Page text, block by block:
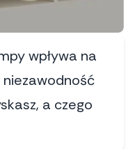
wpływa na
a czego